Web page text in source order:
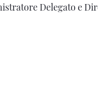
Delegato e